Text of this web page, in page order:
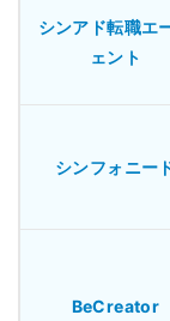
シンアド転職エ
ェント
シンフォニー
BeCreator